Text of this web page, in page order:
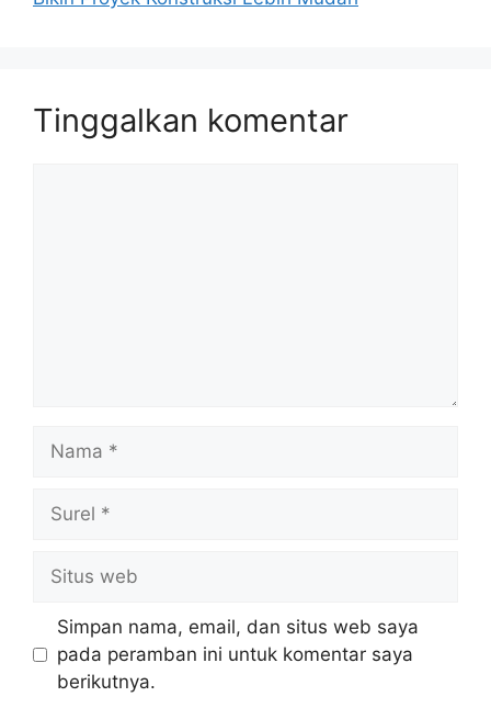
Tinggalkan komentar
web
Simpan nama, email, dan situs web saya
pada peramban ini untuk komentar saya
berikutnya.